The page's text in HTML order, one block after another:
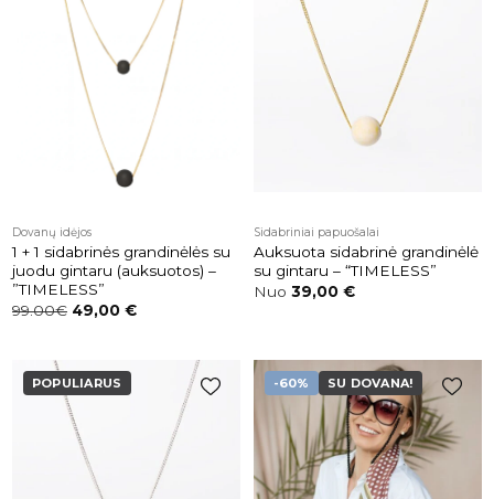
Pridėti į
patikusios
Dovanų idėjos
1 + 1 sidabrinės grandinėlės su
juodu gintaru (auksuotos) –
”TIMELESS”
99.00€ 49,00 €
Pridėti į
patikusios
Sidabriniai papuošalai
Auksuota sidabrinė grandinėlė
su gintaru – “TIMELESS”
Nuo 39,00 €
POPULIARUS
Pridėti į
patikusios
-60% SU DOVANA!
Pridėti į
patikusios
prekės